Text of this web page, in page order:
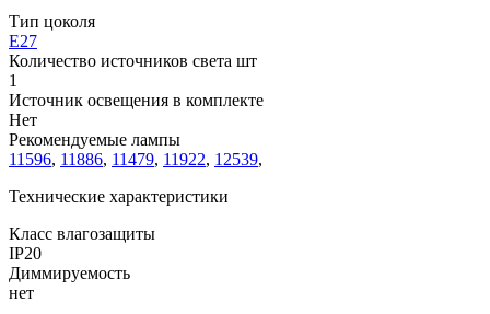
Тип цоколя
E27
Количество источников света шт
1
Источник освещения в комплекте
Нет
Рекомендуемые лампы
11596, 11886, 11479, 11922, 12539,
Технические характеристики
Класс влагозащиты
IP20
Диммируемость
нет